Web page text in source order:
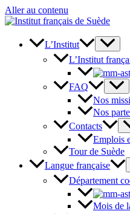
Aller au contenu
L’Institut
L’Institut
FAQ
Nos
Nos
Contacts
Emplois
Tour de Suède
Langue française
Département
Mois de